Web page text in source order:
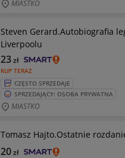
MIASTKO
Steven Gerard.Autobiografia
Liverpoolu
KUP TERAZ
23zł
CZĘSTO SPRZEDAJE
SPRZEDAJĄCY: OSOBA PRYWATNA
MIASTKO
Tomasz Hajto.Ostatnie
20zł